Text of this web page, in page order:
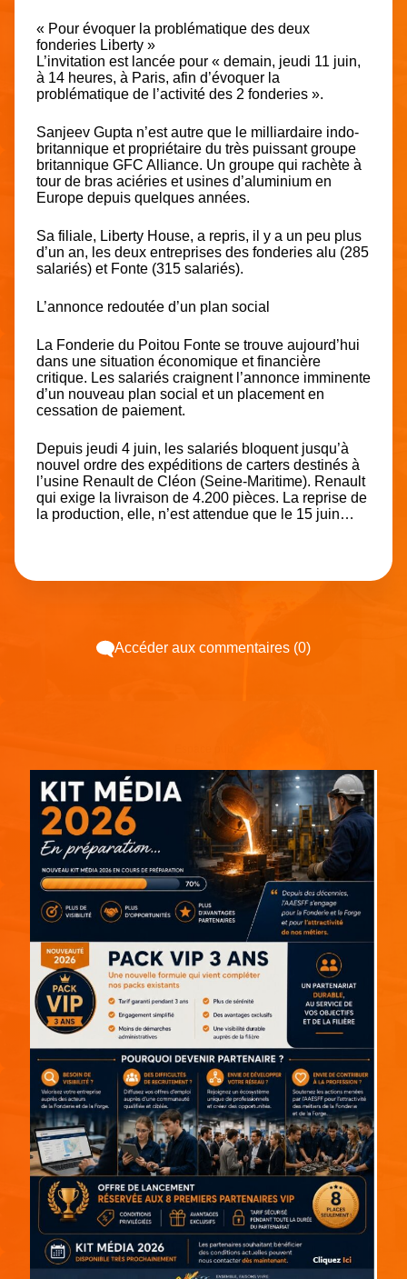
« Pour évoquer la problématique des deux
fonderies Liberty »
L’invitation est lancée pour « demain, jeudi 11 juin,
à 14 heures, à Paris, afin d’évoquer la
problématique de l’activité des 2 fonderies ».
Sanjeev Gupta n’est autre que le milliardaire indo-
britannique et propriétaire du très puissant groupe
britannique GFC Alliance. Un groupe qui rachète à
tour de bras aciéries et usines d’aluminium en
Europe depuis quelques années.
Sa filiale, Liberty House, a repris, il y a un peu plus
d’un an, les deux entreprises des fonderies alu (285
salariés) et Fonte (315 salariés).
L’annonce redoutée d’un plan social
La Fonderie du Poitou Fonte se trouve aujourd’hui
dans une situation économique et financière
critique. Les salariés craignent l’annonce imminente
d’un nouveau plan social et un placement en
cessation de paiement.
Depuis jeudi 4 juin, les salariés bloquent jusqu’à
nouvel ordre des expéditions de carters destinés à
l’usine Renault de Cléon (Seine-Maritime). Renault
qui exige la livraison de 4.200 pièces. La reprise de
la production, elle, n’est attendue que le 15 juin…
Accéder aux commentaires (0)